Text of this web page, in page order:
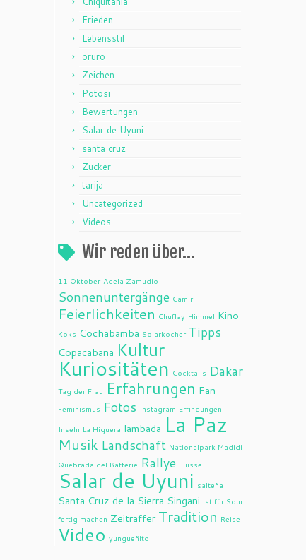
Frieden
Lebensstil
oruro
Zeichen
Potosi
Bewertungen
Salar de Uyuni
santa cruz
Zucker
tarija
Uncategorized
Videos
Wir reden über…
11 Oktober Adela Zamudio
Sonnenuntergänge Camiri
Feierlichkeiten Chuflay Himmel Kino
Koks Cochabamba Solarkocher Tipps
Copacabana Kultur
Kuriositäten Cocktails Dakar
Tag der Frau Erfahrungen Fan
Feminismus Fotos Instagram Erfindungen
Inseln La Higuera lambada La Paz
Musik Landschaft Nationalpark Madidi
Quebrada del Batterie Rallye Flüsse
Salar de Uyuni salteña
Santa Cruz de la Sierra Singani ist für Sour
fertig machen Zeitraffer Tradition Reise
Video yungueñito